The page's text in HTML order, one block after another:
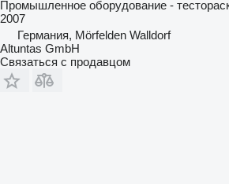
Промышленное оборудование -
2007
Германия, Mörfelden Walldorf
Altuntas GmbH
Связаться с продавцом